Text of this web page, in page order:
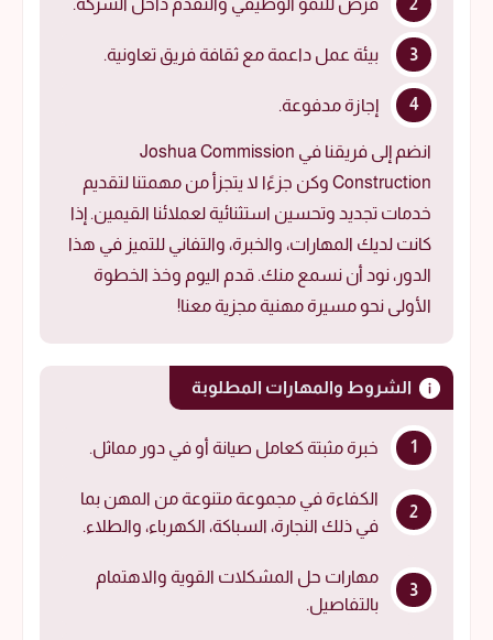
فرص للنمو الوظيفي والتقدم داخل الشركة.
بيئة عمل داعمة مع ثقافة فريق تعاونية.
إجازة مدفوعة.
انضم إلى فريقنا في Joshua Commission
Construction وكن جزءًا لا يتجزأ من مهمتنا لتقديم
خدمات تجديد وتحسين استثنائية لعملائنا القيمين. إذا
كانت لديك المهارات، والخبرة، والتفاني للتميز في هذا
الدور، نود أن نسمع منك. قدم اليوم وخذ الخطوة
الأولى نحو مسيرة مهنية مجزية معنا!
الشروط والمهارات المطلوبة
خبرة مثبتة كعامل صيانة أو في دور مماثل.
الكفاءة في مجموعة متنوعة من المهن بما
في ذلك النجارة، السباكة، الكهرباء، والطلاء.
مهارات حل المشكلات القوية والاهتمام
بالتفاصيل.